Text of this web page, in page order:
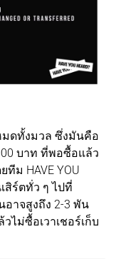
มดทั้งมวล ซึ่งมันคือ
บาท ที่พอซื้อแล้ว
ม HAVE YOU
สิร์ตทั่ว ๆ ไปที่
าจสูงถึง 2-3 พัน
ไม่ซื้อเวาเชอร์เก็บ